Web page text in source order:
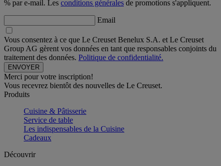
% par e-mail. Les conditions générales de promotions s'appliquent.
Email
Vous consentez à ce que Le Creuset Benelux S.A. et Le Creuset
Group AG gèrent vos données en tant que responsables conjoints du
traitement des données. Politique de confidentialité.
Merci pour votre inscription!
Vous recevrez bientôt des nouvelles de Le Creuset.
Produits
Cuisine & Pâtisserie
Service de table
Les indispensables de la Cuisine
Cadeaux
Découvrir